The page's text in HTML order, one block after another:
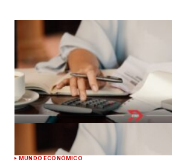
MUNDO ECONÓMICO